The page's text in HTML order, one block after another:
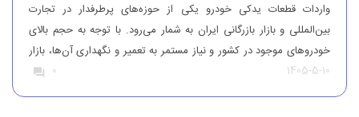
واردات قطعات یدکی خودرو یکی از حوزه‌های پرطرفدار در تجارت
بین‌المللی و بازار بازرگانی ایران به شمار می‌رود. با توجه به حجم بالای
خودروهای موجود در کشور و نیاز مستمر به تعمیر و نگهداری آن‌ها، بازار
قطعات یدکی همواره از تقاضای قابل‌توجهی برخوردار بوده است. افرادی
که قصد واردات قطعات یدکی خودرو را دارند، باید […]
1405-5-10
0